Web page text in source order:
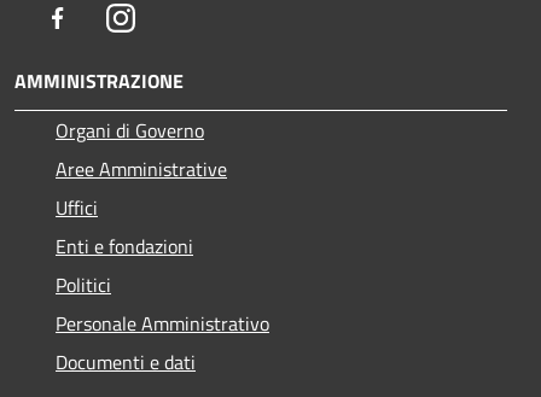
FacebookInstagram
AMMINISTRAZIONE
Organi di Governo
Aree Amministrative
Uffici
Enti e fondazioni
Politici
Personale Amministrativo
Documenti e dati